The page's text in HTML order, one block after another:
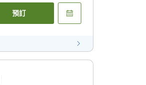
預訂